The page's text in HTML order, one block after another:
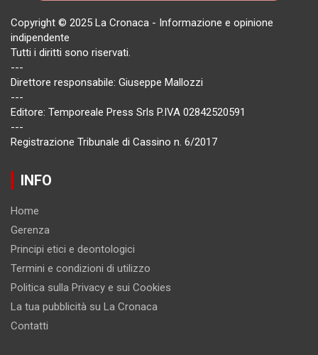
Copyright © 2025 La Cronaca - Informazione e opinione
indipendente
Tutti i diritti sono riservati.
---
Direttore responsabile: Giuseppe Mallozzi
---
Editore: Temporeale Press Srls P.IVA 02842520591
---
Registrazione Tribunale di Cassino n. 6/2017
INFO
Home
Gerenza
Principi etici e deontologici
Termini e condizioni di utilizzo
Politica sulla Privacy e sui Cookies
La tua pubblicità su La Cronaca
Contatti